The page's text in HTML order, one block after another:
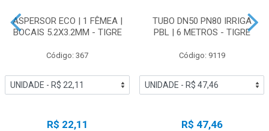
ASPERSOR ECO | 1 FÊMEA |
BOCAIS 5.2X3.2MM - TIGRE
Código: 367
R$ 22,11
TUBO DN50 PN80 IRRIGA
PBL | 6 METROS - TIGRE
Código: 9119
R$ 47,46